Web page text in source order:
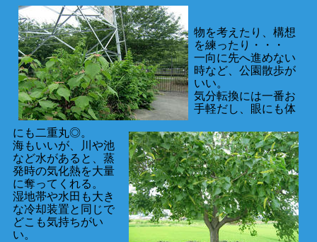
物を考えたり、構想
を練ったり・・・
一向に先へ進めない
時など、公園散歩が
いい。
気分転換には一番お
手軽だし、眼にも体
にも二重丸◎。
海もいいが、川や池
など水があると、蒸
発時の気化熱を大量
に奪ってくれる。
湿地帯や水田も大き
な冷却装置と同じで
どこも気持ちがい
い。